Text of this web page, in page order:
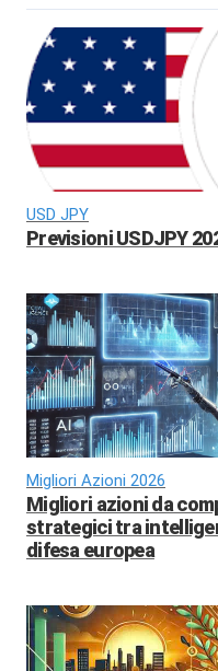
USD JPY
Previsioni USDJPY
Migliori Azioni 2026
Migliori azioni da
strategici tra
difesa europea